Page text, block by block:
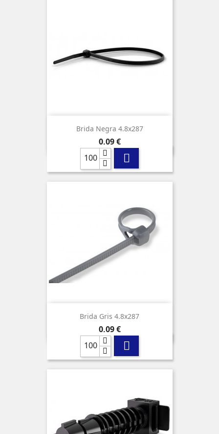
Brida Negra 4.8x287
Precio
0,09 €

Brida Gris 4.8x287
Precio
0,09 €
